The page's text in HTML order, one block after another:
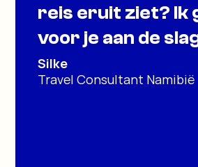
reis eruit ziet? Ik
voor je aan de
Silke
Travel Consultant Namibië